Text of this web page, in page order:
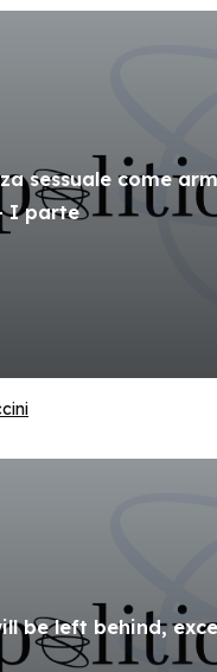
sessuale come
I parte
be left behind,